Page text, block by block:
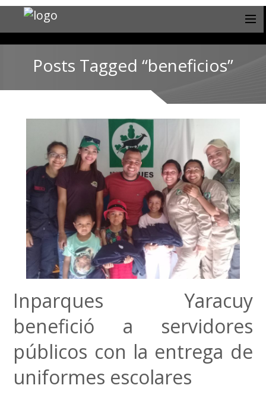
Posts Tagged “beneficios”
Inparques Yaracuy
benefició a servidores
públicos con la entrega de
uniformes escolares